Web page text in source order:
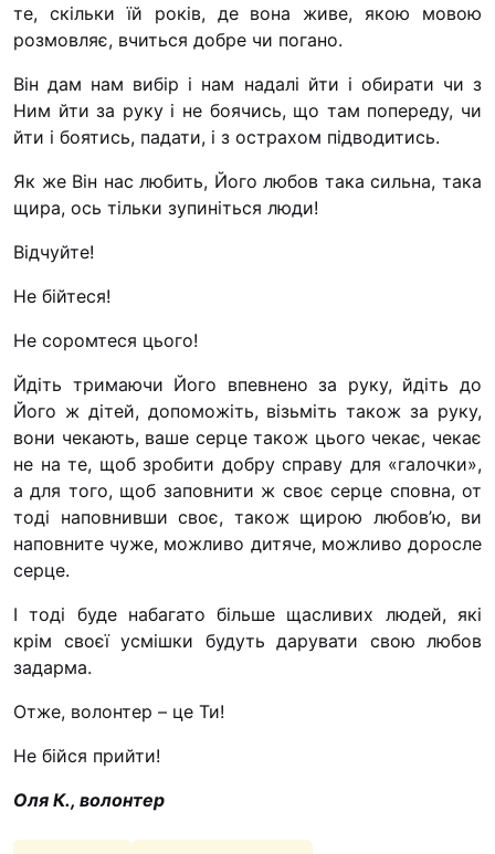
те, скільки їй років, де вона живе, якою мовою
розмовляє, вчиться добре чи погано.
Він дам нам вибір і нам надалі йти і обирати чи з
Ним йти за руку і не боячись, що там попереду, чи
йти і боятись, падати, і з острахом підводитись.
Як же Він нас любить, Його любов така сильна, така
щира, ось тільки зупиніться люди!
Відчуйте!
Не бійтеся!
Не соромтеся цього!
Йдіть тримаючи Його впевнено за руку, йдіть до
Його ж дітей, допоможіть, візьміть також за руку,
вони чекають, ваше серце також цього чекає, чекає
не на те, щоб зробити добру справу для «галочки»,
а для того, щоб заповнити ж своє серце сповна, от
тоді наповнивши своє, також щирою любов’ю, ви
наповните чуже, можливо дитяче, можливо доросле
серце.
І тоді буде набагато більше щасливих людей, які
крім своєї усмішки будуть дарувати свою любов
задарма.
Отже, волонтер – це Ти!
Не бійся прийти!
Оля К., волонтер